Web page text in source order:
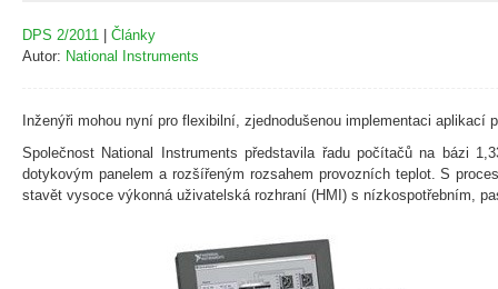
DPS 2/2011 | Články
Autor: National Instruments
Inženýři mohou nyní pro flexibilní, zjednodušenou implementaci aplikací
Společnost National Instruments představila řadu počítačů na bázi
dotykovým panelem a rozšířeným rozsahem provozních teplot. S
stavět vysoce výkonná uživatelská rozhraní (HMI) s nízkospotřebním,